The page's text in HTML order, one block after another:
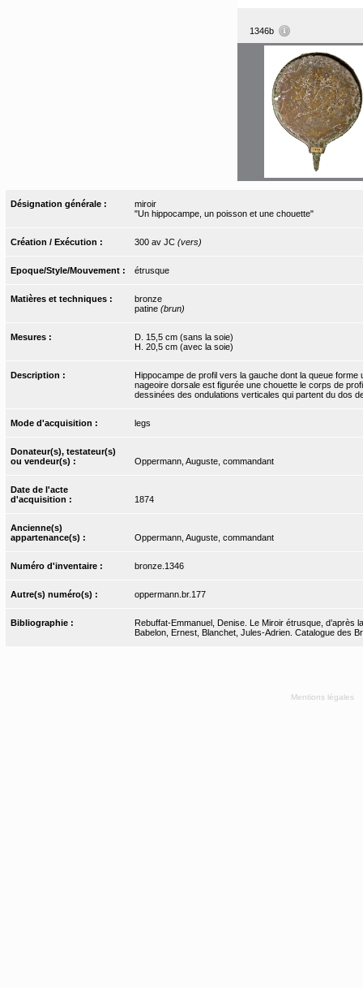
1346b
Désignation générale :
miroir
"Un hippocampe, un poisson et une chouette"
Création / Exécution : 300 av JC (vers)
Epoque/Style/Mouvement : étrusque
Matières et techniques :
bronze
patine (brun)
Mesures :
D. 15,5 cm (sans la soie)
H. 20,5 cm (avec la soie)
Description :
Hippocampe de profil vers la gauche dont la queue
nageoire dorsale est figurée une chouette le corps de
dessinées des ondulations verticales qui partent du dos
Mode d'acquisition : legs
Donateur(s), testateur(s)
ou vendeur(s) :
Oppermann, Auguste, commandant
Date de l'acte
d'acquisition :
1874
Ancienne(s)
appartenance(s) :
Oppermann, Auguste, commandant
Numéro d'inventaire : bronze.1346
Autre(s) numéro(s) : oppermann.br.177
Bibliographie :
Rebuffat-Emmanuel, Denise. Le Miroir étrusque,
Babelon, Ernest, Blanchet, Jules-Adrien. Catalogue des
Mentions légales